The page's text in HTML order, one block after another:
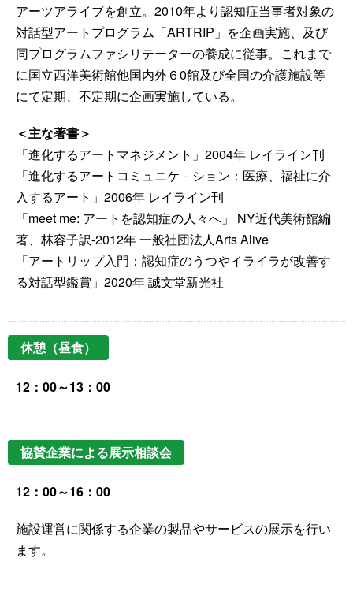
アーツアライブを創立。2010年より認知症当事者対象の
対話型アートプログラム「ARTRIP」を企画実施、及び
同プログラムファシリテーターの養成に従事。これまで
に国立西洋美術館他国内外６0館及び全国の介護施設等
にて定期、不定期に企画実施している。
＜主な著書＞
「進化するアートマネジメント」2004年 レイライン刊
「進化するアートコミュニケ－ション：医療、福祉に介
入するアート」2006年 レイライン刊
「meet me: アートを認知症の人々へ」 NY近代美術館編
著、林容子訳-2012年 一般社団法人Arts Alive
「アートリップ入門：認知症のうつやイライラが改善す
る対話型鑑賞」2020年 誠文堂新光社
休憩（昼食）
12：00～13：00
協賛企業による展示相談会
12：00～16：00
施設運営に関係する企業の製品やサービスの展示を行い
ます。